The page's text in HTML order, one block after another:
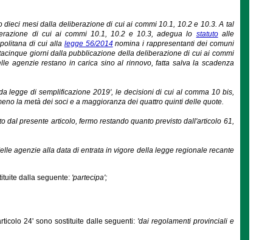
mesi dalla deliberazione di cui ai commi 10.1, 10.2 e 10.3. A tal
di cui ai commi 10.1, 10.2 e 10.3, adegua lo statutoalle
di cui alla legge 56/2014nomina i rappresentanti dei comuni
giorni dalla pubblicazione della deliberazione di cui ai commi
agenzie restano in carica sino al rinnovo, fatta salva la scadenza
legge di semplificazione 2019', le decisioni di cui al comma 10 bis,
la metà dei soci e a maggioranza dei quattro quinti delle quote.
dal presente articolo, fermo restando quanto previsto dall'articolo 61,
agenzie alla data di entrata in vigore della legge regionale recante
dalla seguente: 'partecipa';
24' sono sostituite dalle seguenti: 'dai regolamenti provinciali e